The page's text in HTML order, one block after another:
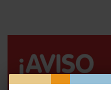
Olimpíadas Deportivas